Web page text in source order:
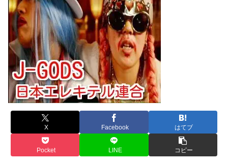
X Facebook はてブ
Pocket LINE コピー